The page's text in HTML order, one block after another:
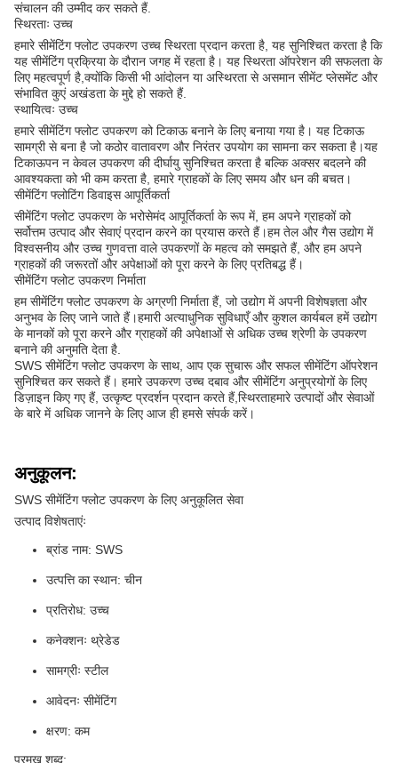
संचालन की उम्मीद कर सकते हैं.
स्थिरताः उच्च
हमारे सीमेंटिंग फ्लोट उपकरण उच्च स्थिरता प्रदान करता है, यह सुनिश्चित करता है कि
यह सीमेंटिंग प्रक्रिया के दौरान जगह में रहता है। यह स्थिरता ऑपरेशन की सफलता के
लिए महत्वपूर्ण है,क्योंकि किसी भी आंदोलन या अस्थिरता से असमान सीमेंट प्लेसमेंट और
संभावित कुएं अखंडता के मुद्दे हो सकते हैं.
स्थायित्वः उच्च
हमारे सीमेंटिंग फ्लोट उपकरण को टिकाऊ बनाने के लिए बनाया गया है। यह टिकाऊ
सामग्री से बना है जो कठोर वातावरण और निरंतर उपयोग का सामना कर सकता है।यह
टिकाऊपन न केवल उपकरण की दीर्घायु सुनिश्चित करता है बल्कि अक्सर बदलने की
आवश्यकता को भी कम करता है, हमारे ग्राहकों के लिए समय और धन की बचत।
सीमेंटिंग फ्लोटिंग डिवाइस आपूर्तिकर्ता
सीमेंटिंग फ्लोट उपकरण के भरोसेमंद आपूर्तिकर्ता के रूप में, हम अपने ग्राहकों को
सर्वोत्तम उत्पाद और सेवाएं प्रदान करने का प्रयास करते हैं।हम तेल और गैस उद्योग में
विश्वसनीय और उच्च गुणवत्ता वाले उपकरणों के महत्व को समझते हैं, और हम अपने
ग्राहकों की जरूरतों और अपेक्षाओं को पूरा करने के लिए प्रतिबद्ध हैं।
सीमेंटिंग फ्लोट उपकरण निर्माता
हम सीमेंटिंग फ्लोट उपकरण के अग्रणी निर्माता हैं, जो उद्योग में अपनी विशेषज्ञता और
अनुभव के लिए जाने जाते हैं।हमारी अत्याधुनिक सुविधाएँ और कुशल कार्यबल हमें उद्योग
के मानकों को पूरा करने और ग्राहकों की अपेक्षाओं से अधिक उच्च श्रेणी के उपकरण
बनाने की अनुमति देता है.
SWS सीमेंटिंग फ्लोट उपकरण के साथ, आप एक सुचारू और सफल सीमेंटिंग ऑपरेशन
सुनिश्चित कर सकते हैं। हमारे उपकरण उच्च दबाव और सीमेंटिंग अनुप्रयोगों के लिए
डिज़ाइन किए गए हैं, उत्कृष्ट प्रदर्शन प्रदान करते हैं,स्थिरताहमारे उत्पादों और सेवाओं
के बारे में अधिक जानने के लिए आज ही हमसे संपर्क करें।
अनुकूलन:
SWS सीमेंटिंग फ्लोट उपकरण के लिए अनुकूलित सेवा
उत्पाद विशेषताएंः
ब्रांड नाम: SWS
उत्पत्ति का स्थान: चीन
प्रतिरोध: उच्च
कनेक्शनः थ्रेडेड
सामग्रीः स्टील
आवेदनः सीमेंटिंग
क्षरण: कम
प्रमुख शब्द: